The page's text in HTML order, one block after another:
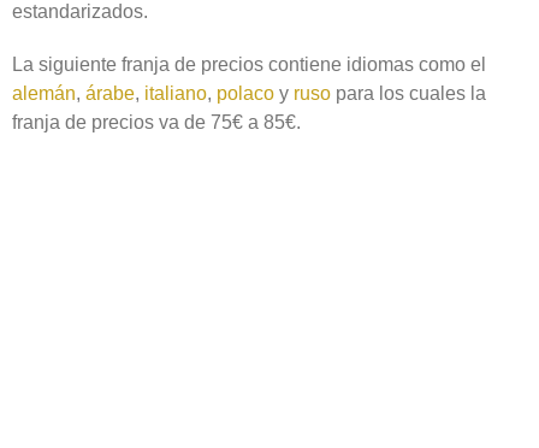
estandarizados.
La siguiente franja de precios contiene idiomas como el
alemán, árabe, italiano, polaco y ruso para los cuales la
franja de precios va de 75€ a 85€.